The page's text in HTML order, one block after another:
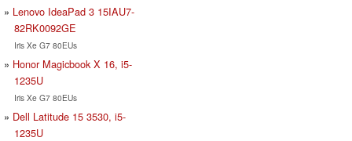
Lenovo IdeaPad 3 15IAU7-
82RK0092GE
Iris Xe G7 80EUs
Honor Magicbook X 16, i5-
1235U
Iris Xe G7 80EUs
Dell Latitude 15 3530, i5-
1235U